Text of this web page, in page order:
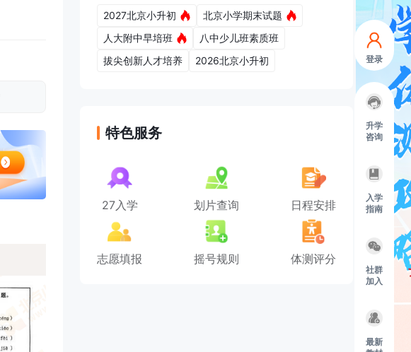
登录
升学
咨询
入学
指南
社群
加入
最新
2027北京小升初
北京小学期末试题
人大附中早培班
八中少儿班素质班
拔尖创新人才培养
2026北京小升初
特色服务
27入学 划片查询 日程安排
志愿填报 摇号规则 体测评分